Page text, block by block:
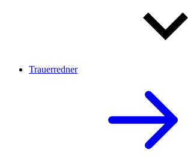
Trauerredner